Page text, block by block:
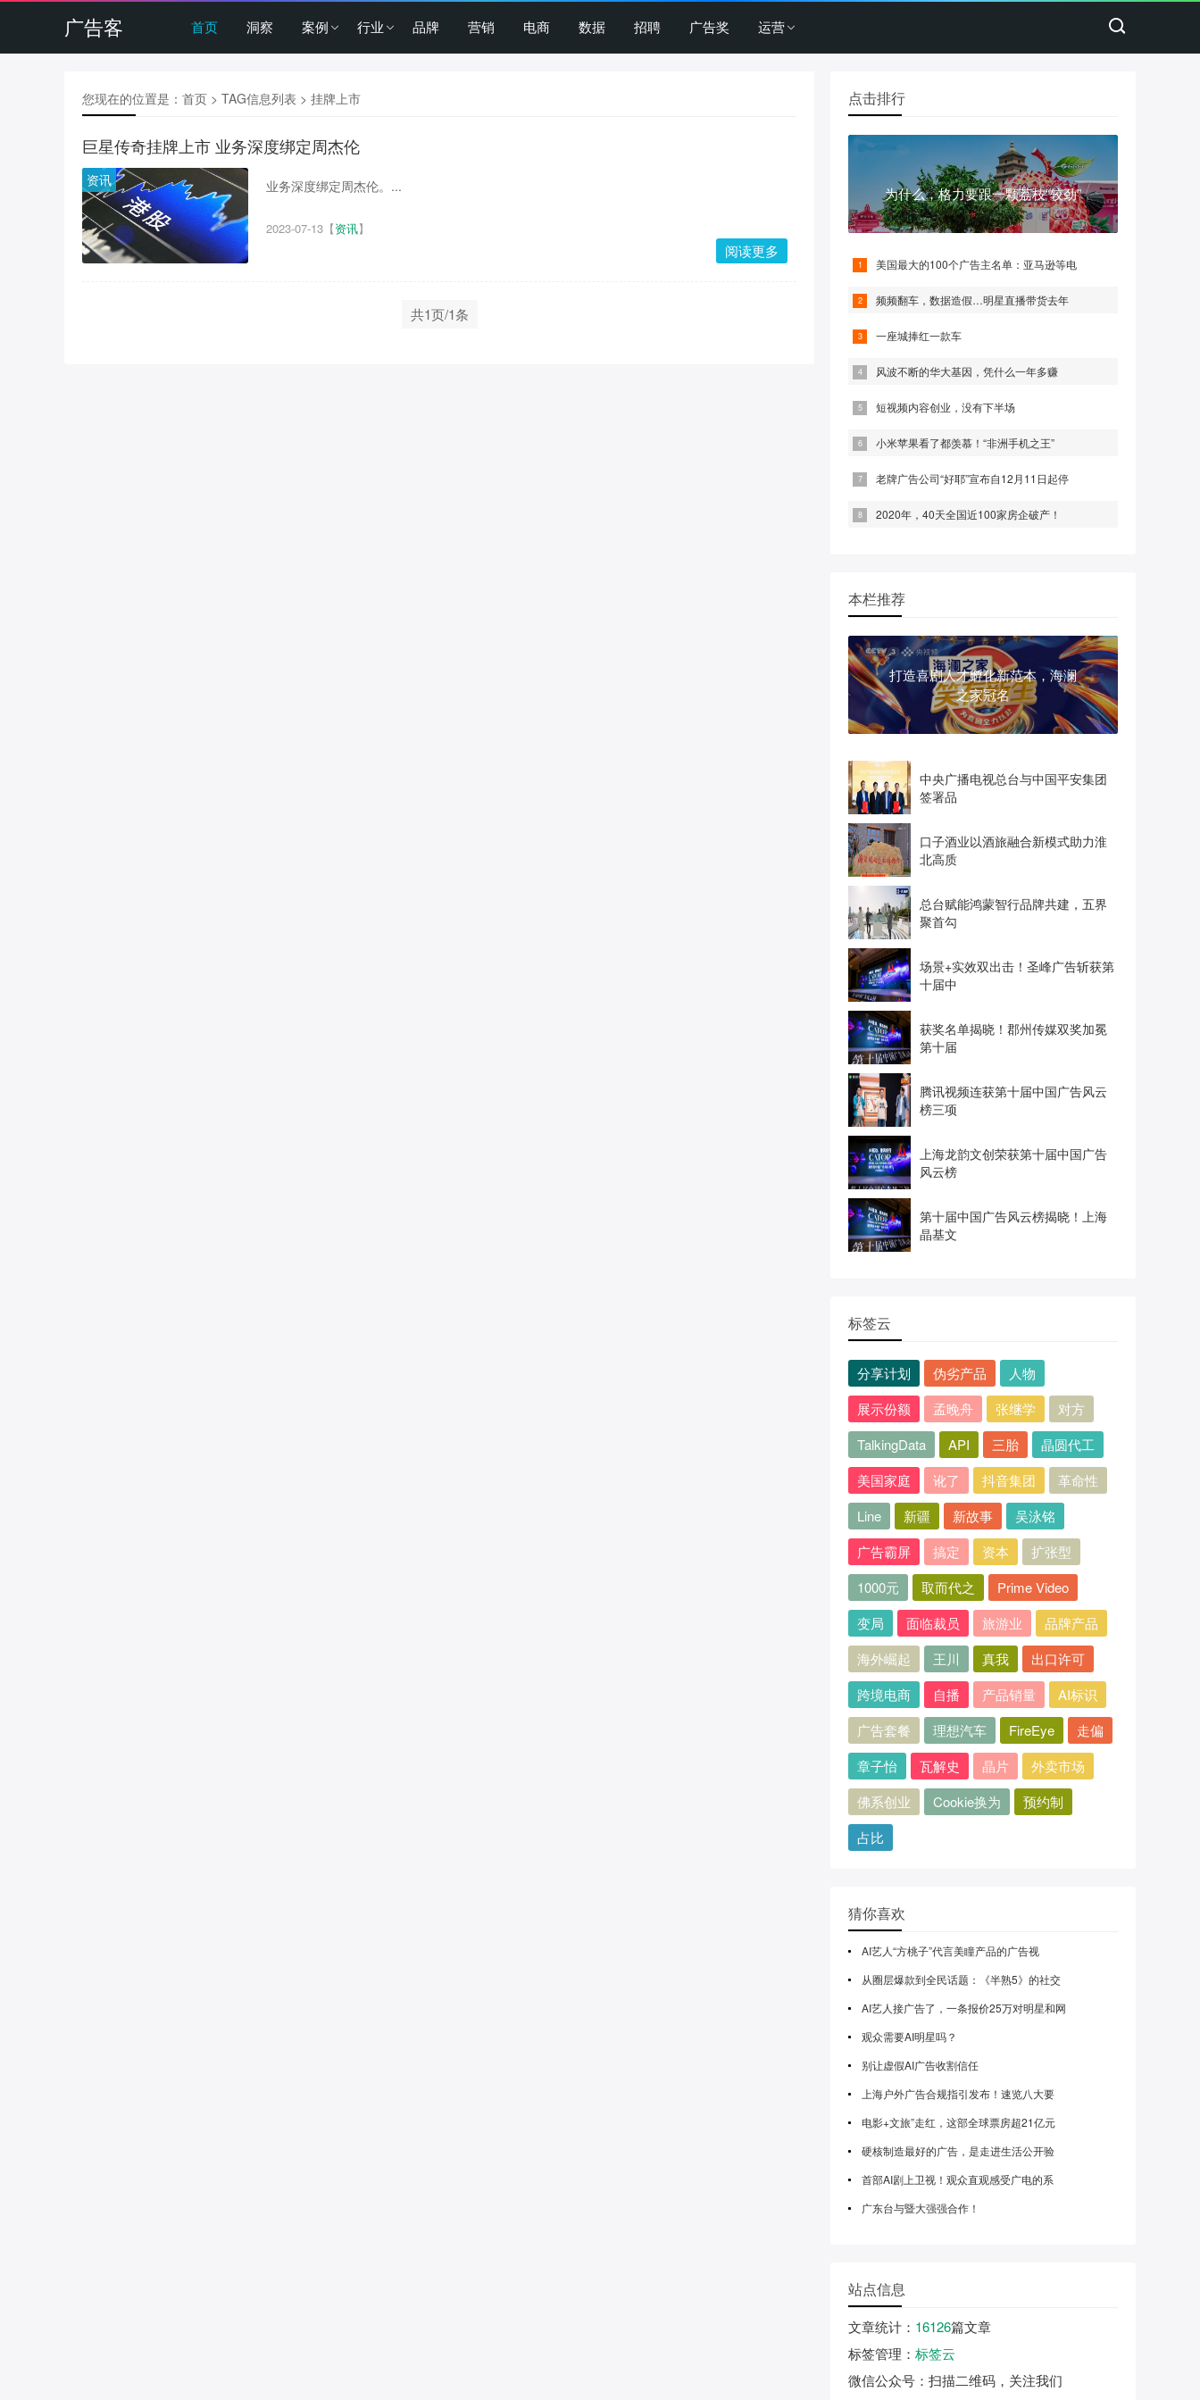
广告客 首页 洞察 案例 行业 品牌 营销 电商 数据 招聘 广告奖 运营
您现在的位置是： 首页 > TAG信息列表 > 挂牌上市
巨星传奇挂牌上市 业务深度绑定周杰伦
资讯 业务深度绑定周杰伦。...
2023-07-13【资讯】
阅读更多
共1页/1条
点击排行
为什么，格力要跟一颗荔枝“较劲”
美国最大的100个广告主名单：亚马逊等电
频频翻车，数据造假…明星直播带货去年
一座城捧红一款车
风波不断的华大基因，凭什么一年多赚
短视频内容创业，没有下半场
小米苹果看了都羡慕！“非洲手机之王”
老牌广告公司“好耶”宣布自12月11日起停
2020年，40天全国近100家房企破产！
本栏推荐
打造喜剧人才孵化新范本，海澜
之家冠名
中央广播电视总台与中国平安集团
签署品
口子酒业以酒旅融合新模式助力淮
北高质
总台赋能鸿蒙智行品牌共建，五界
聚首勾
场景+实效双出击！圣峰广告斩获第
十届中
获奖名单揭晓！郡州传媒双奖加冕
第十届
腾讯视频连获第十届中国广告风云
榜三项
上海龙韵文创荣获第十届中国广告
风云榜
第十届中国广告风云榜揭晓！上海
晶基文
标签云
分享计划 伪劣产品
人物
展示份额
孟晚舟 张继学
对方
TalkingData
API 三胎
晶圆代工
美国家庭
讹了 抖音集团
革命性
Line
新疆 新故事
吴泳铭
广告霸屏
搞定 资本
扩张型
1000元
取而代之
Prime Video
变局
面临裁员 旅游业
品牌产品
海外崛起
王川 真我
出口许可
跨境电商
自播 产品销量
AI标识
广告套餐
理想汽车 FireEye
走偏
章子怡
瓦解史 晶片
外卖市场
佛系创业
Cookie换为
预约制
占比
猜你喜欢
AI艺人“方桃子”代言美瞳产品的广告视
从圈层爆款到全民话题：《半熟5》的社交
AI艺人接广告了，一条报价25万对明星和网
观众需要AI明星吗？
别让虚假AI广告收割信任
上海户外广告合规指引发布！速览八大要
电影+文旅”走红，这部全球票房超21亿元
硬核制造最好的广告，是走进生活公开验
首部AI剧上卫视！观众直观感受广电的系
广东台与暨大强强合作！
站点信息
文章统计 ： 16126篇文章
标签管理 ： 标签云
微信公众号 ：扫描二维码，关注我们